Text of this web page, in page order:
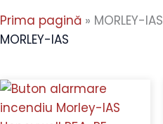
Prima pagină » MORLEY-IAS
MORLEY-IAS